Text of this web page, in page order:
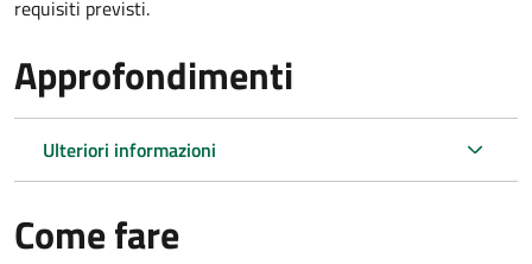
requisiti previsti.
Approfondimenti
Ulteriori informazioni
Come fare